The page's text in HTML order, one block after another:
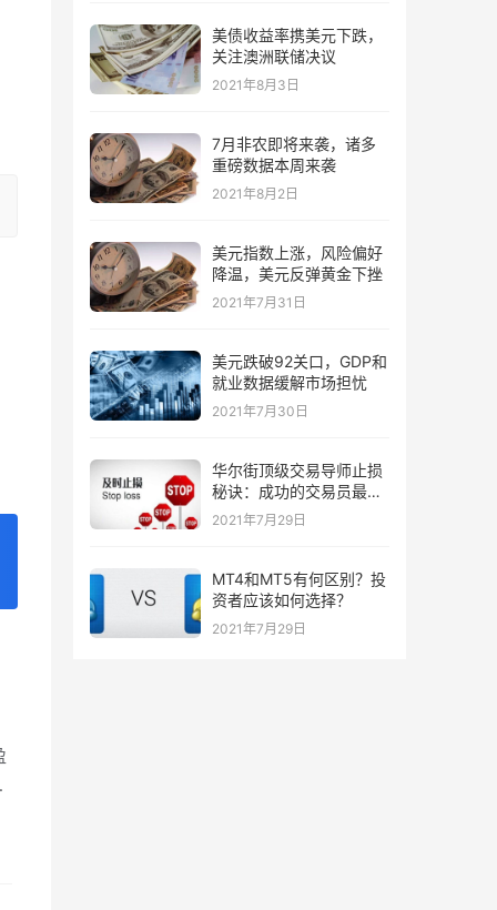
美债收益率携美元下跌，
关注澳洲联储决议
2021年8月3日
7月非农即将来袭，诸多
重磅数据本周来袭
2021年8月2日
美元指数上涨，风险偏好
降温，美元反弹黄金下挫
2021年7月31日
美元跌破92关口，GDP和
就业数据缓解市场担忧
2021年7月30日
华尔街顶级交易导师止损
秘诀：成功的交易员最喜
欢的三种止损策略！
2021年7月29日
MT4和MT5有何区别？投
资者应该如何选择？
2021年7月29日